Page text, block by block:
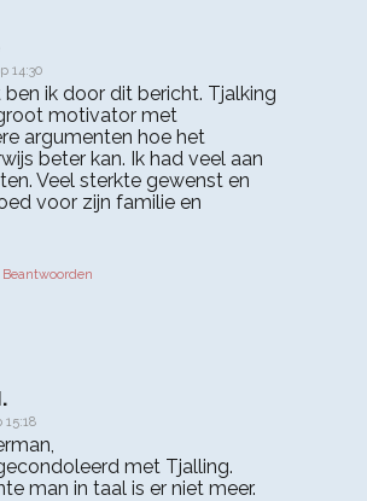
14:30
ben ik door dit bericht. Tjalking
motivator met
argumenten hoe het
beter kan. Ik had veel aan
Veel sterkte gewenst en
voor zijn familie en
Beantwoorden
15:18
met Tjalling.
man in taal is er niet meer.